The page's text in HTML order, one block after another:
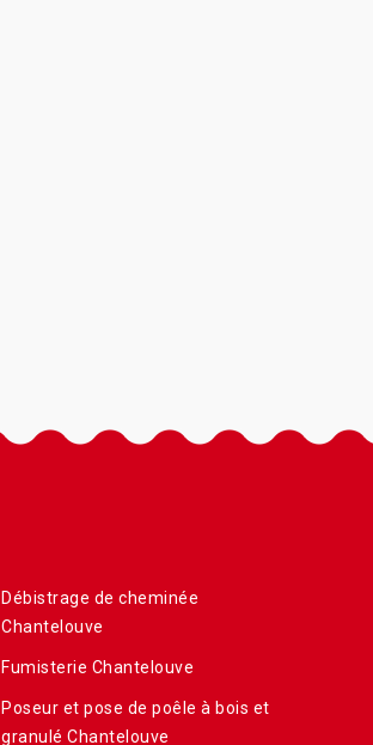
Débistrage de cheminée
Chantelouve
Fumisterie Chantelouve
Poseur et pose de poêle à bois et
granulé Chantelouve